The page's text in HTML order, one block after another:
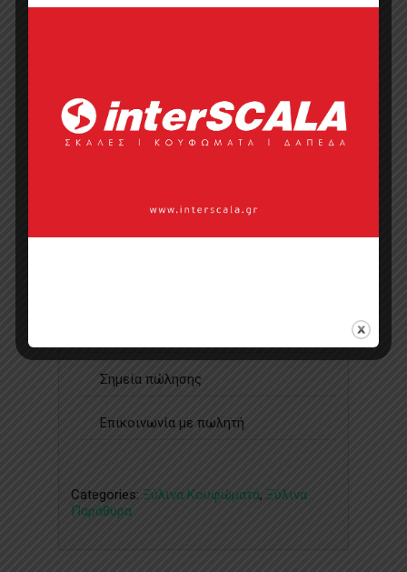
Τηλέφωνο
Σημεία πώλησης
Επικοινωνία με πωλητή
Categories: Ξύλινα Κουφώματα, Ξύλινα
Παράθυρα